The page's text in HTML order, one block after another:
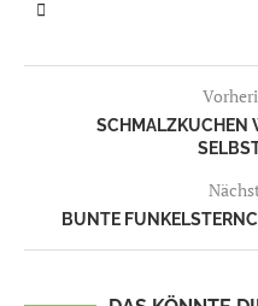
SCHMALZKUCHEN
BUNTE